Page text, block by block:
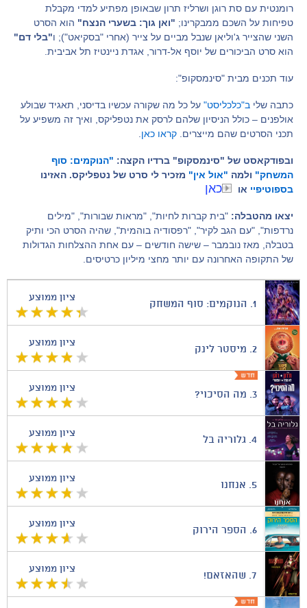
רומנטית עם סת רוגן ושרליז תרון שבאופן מפתיע למדי מקבלת
טפיחות על השכם ממבקרינו; "ואן גוך: בשערי הנצח" הוא הסרט
השני שהצייר ג'וליאן שנבל מביים על צייר (אחרי "בסקיאט"); ו"בלי דם"
הוא סרט הביכורים של יוסף אל-דרור, אגדת ניינטיז תל אביבית.
עוד תכנים מבית "סינמסקופ":
כתבה שלי ב"כלכליסט" על כל מה שקורה עכשיו בדיסני, תאגיד שבולע
אולפנים – כולל הניסיון שלהם לרסק את נטפליקס, ואיך זה משפיע על
תכני הסרטים שהם מייצרים. קראו כאן
ובפודקאסט של "סינמסקופ" ברדיו הקצה: "הנוקמים: סוף
המשחק" ולמה "אול אין" מזכיר לי סרט של נטפליקס. האזינו
בספוטיפיי או כאן
יצאו מהטבלה: "בית קברות לחיות", "מראות שבורות", "מילים
נרדפות", "עם הגב לקיר", "רפסודיה בוהמית", שהיה הסרט הכי ותיק
בטבלה, מאז נובמבר – שישה חודשים – עם אחת ההצלחות הגדולות
של התקופה האחרונה עם יותר מחצי מיליון כרטיסים.
ציון ממוצע
1. הנוקמים: סוף המשחק
ציון ממוצע
2. מיסטר לינק
ציון ממוצע
3. מה הסיכוי?
ציון ממוצע
4. גלוריה בל
ציון ממוצע
5. אנחנו
ציון ממוצע
6. הספר הירוק
ציון ממוצע
7. שהאזאם!